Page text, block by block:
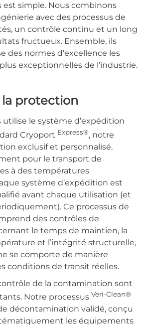
est simple. Nous combinons
avec des processus de
un contrôle continu et un long
fructueux. Ensemble, ils
des normes d’excellence les
exceptionnelles de l’industrie.
protection
le système d’expédition
Cryoport Express®, notre
exclusif et personnalisé,
pour le transport de
à des températures
système d’expédition est
avant chaque utilisation (et
Ce processus de
des contrôles de
le temps de maintien, la
et l’intégrité structurelle,
se comporte de manière
conditions de transit réelles.
de la contamination sont
Notre processus Veri-Clean®
décontamination validé, conçu
les équipements